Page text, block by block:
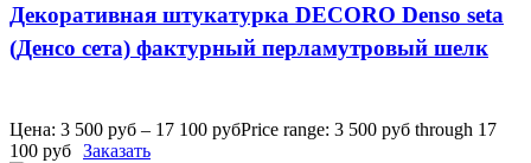
Декоративная штукатурка DECORO Denso seta
(Денсо сета) фактурный перламутровый шелк
Цена: 3 500 руб – 17 100 рубPrice range: 3 500 руб through 17
100 руб Заказать